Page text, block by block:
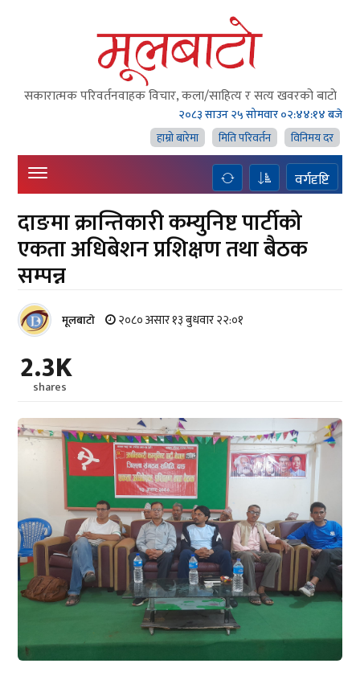
सकारात्मक परिवर्तनवाहक विचार, कला/साहित्य र सत्य खवरको बाटाे
२०८३ साउन २५ सोमवार०२:४४:१५ बजे
हाम्राे बारेमा
मिति परिवर्तन विनिमय दर
वर्गदृष्टि
दाङमा क्रान्तिकारी कम्युनिष्ट पार्टीको
एकता अधिबेशन प्रशिक्षण तथा बैठक
सम्पन्न
मूलबाटाे २०८० असार १३ बुधवार २२:०१
2.3K
shares